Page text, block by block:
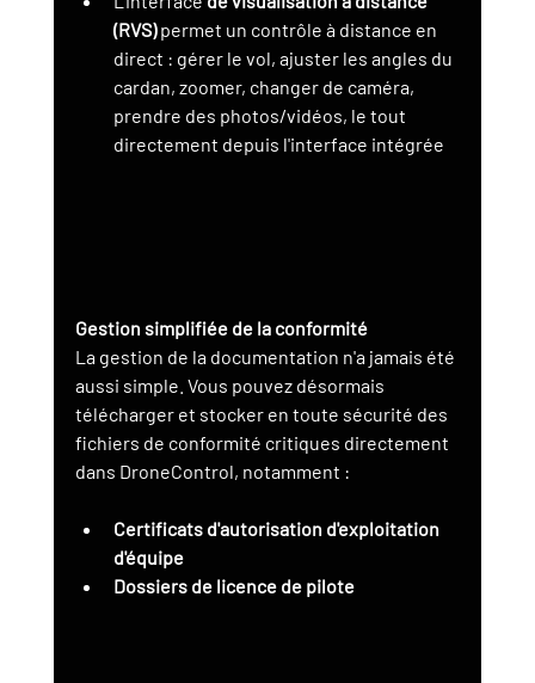
(RVS) permet un contrôle à distance en
direct : gérer le vol, ajuster les angles du
cardan, zoomer, changer de caméra,
prendre des photos/vidéos, le tout
directement depuis l'interface intégrée
Gestion simplifiée de la conformité
La gestion de la documentation n'a jamais été
aussi simple. Vous pouvez désormais
télécharger et stocker en toute sécurité des
fichiers de conformité critiques directement
dans DroneControl, notamment :
Certificats d'autorisation d'exploitation
d'équipe
Dossiers de licence de pilote